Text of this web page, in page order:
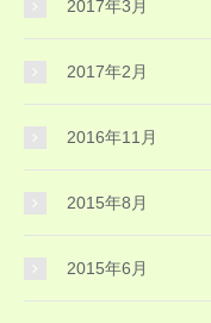
2017年3月
2017年2月
2016年11月
2015年8月
2015年6月